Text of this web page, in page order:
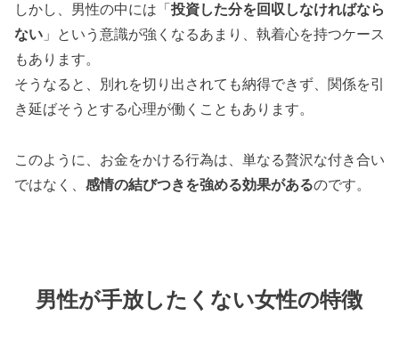
しかし、男性の中には「 投資した分を回収しなければなら
ない 」という意識が強くなるあまり、執着心を持つケース
もあります。
そうなると、別れを切り出されても納得できず、関係を引
き延ばそうとする心理が働くこともあります。
このように、お金をかける行為は、単なる贅沢な付き合い
ではなく、 感情の結びつきを強める効果があるのです。
男性が手放したくない女性の特徴